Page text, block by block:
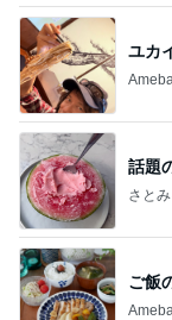
ユカ
話題
さと
ご飯